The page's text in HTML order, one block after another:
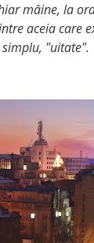
mâine, la
aceia care
simplu,